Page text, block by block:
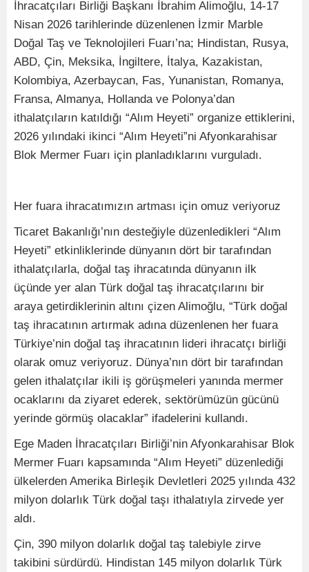
İhracatçıları Birliği Başkanı İbrahim Alimoğlu, 14-17
Nisan 2026 tarihlerinde düzenlenen İzmir Marble
Doğal Taş ve Teknolojileri Fuarı’na; Hindistan, Rusya,
ABD, Çin, Meksika, İngiltere, İtalya, Kazakistan,
Kolombiya, Azerbaycan, Fas, Yunanistan, Romanya,
Fransa, Almanya, Hollanda ve Polonya’dan
ithalatçıların katıldığı “Alım Heyeti” organize ettiklerini,
2026 yılındaki ikinci “Alım Heyeti”ni Afyonkarahisar
Blok Mermer Fuarı için planladıklarını vurguladı.
Her fuara ihracatımızın artması için omuz veriyoruz
Ticaret Bakanlığı’nın desteğiyle düzenledikleri “Alım
Heyeti” etkinliklerinde dünyanın dört bir tarafından
ithalatçılarla, doğal taş ihracatında dünyanın ilk
üçünde yer alan Türk doğal taş ihracatçılarını bir
araya getirdiklerinin altını çizen Alimoğlu, “Türk doğal
taş ihracatının artırmak adına düzenlenen her fuara
Türkiye’nin doğal taş ihracatının lideri ihracatçı birliği
olarak omuz veriyoruz. Dünya’nın dört bir tarafından
gelen ithalatçılar ikili iş görüşmeleri yanında mermer
ocaklarını da ziyaret ederek, sektörümüzün gücünü
yerinde görmüş olacaklar” ifadelerini kullandı.
Ege Maden İhracatçıları Birliği’nin Afyonkarahisar Blok
Mermer Fuarı kapsamında “Alım Heyeti” düzenlediği
ülkelerden Amerika Birleşik Devletleri 2025 yılında 432
milyon dolarlık Türk doğal taşı ithalatıyla zirvede yer
aldı.
Çin, 390 milyon dolarlık doğal taş talebiyle zirve
takibini sürdürdü. Hindistan 145 milyon dolarlık Türk